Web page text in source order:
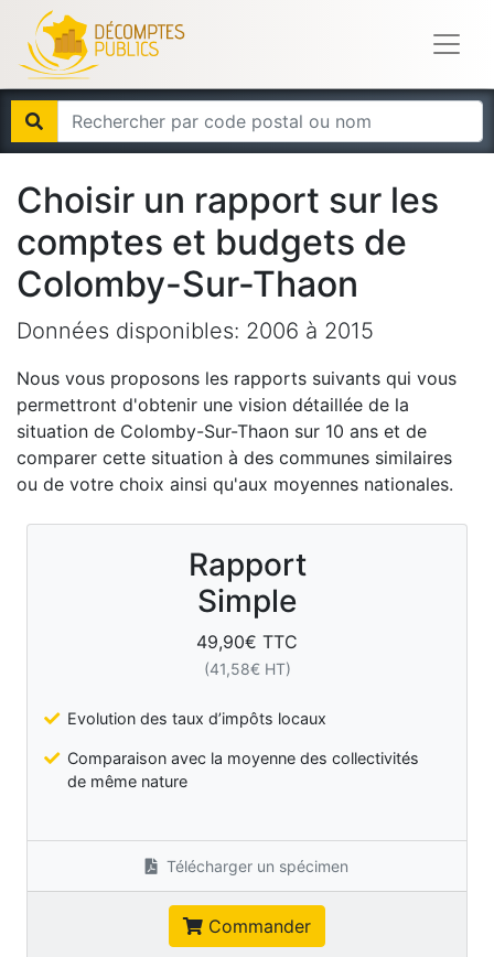
Choisir un rapport sur les
comptes et budgets de
Colomby-Sur-Thaon
Données disponibles: 2006 à 2015
Nous vous proposons les rapports suivants qui vous
permettront d'obtenir une vision détaillée de la
situation de Colomby-Sur-Thaon sur 10 ans et de
comparer cette situation à des communes similaires
ou de votre choix ainsi qu'aux moyennes nationales.
Rapport
Simple
49,90€ TTC
(41,58€ HT)
Evolution des taux d’impôts locaux
Comparaison avec la moyenne des collectivités
de même nature
Télécharger un spécimen
Commander